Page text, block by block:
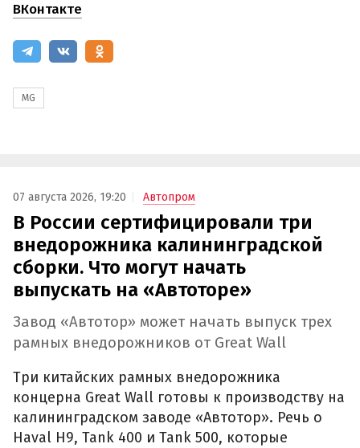
ВКонтакте
MG
07 августа 2026, 19:20 Автопром
В России сертифицировали три
внедорожника калининградской
сборки. Что могут начать
выпускать на «Автоторе»
Завод «Автотор» может начать выпуск трех
рамных внедорожников от Great Wall
Три китайских рамных внедорожника
концерна Great Wall готовы к производству на
калининградском заводе «Автотор». Речь о
Haval H9, Tank 400 и Tank 500, которые